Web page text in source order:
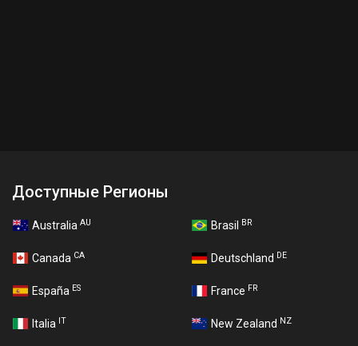
Доступные Регионы
Australia AU Brasil BR
Canada CA Deutschland DE
España ES France FR
Italia IT New Zealand NZ